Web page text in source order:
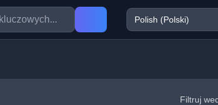
Filtruj